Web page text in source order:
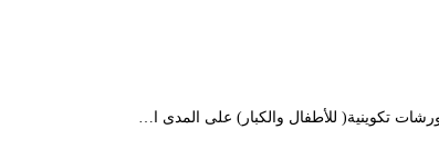
تكوينية( للأطفال والكبار) على المدى ا…